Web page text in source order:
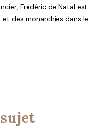
Frédéric de Natal est
des monarchies dans le